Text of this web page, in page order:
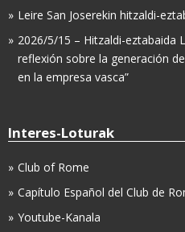
Leire San Joserekin hitzaldi-
2026/5/15 – Hitzaldi-eztabaida
reflexión sobre la generación
en la empresa vasca”
Interes-Loturak
Club of Rome
Capítulo Español del Club de
Youtube-Kanala